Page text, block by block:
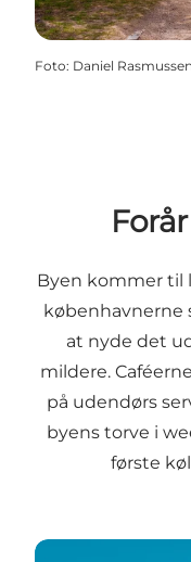
Foto: Daniel Rasmussen
Byen kommer til
københavnerne
at nyde det
mildere.
på udendørs
byens torve i
første
Byen blomstrer,